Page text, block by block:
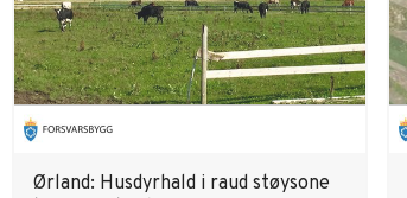
Ørland: Husdyrhald i raud støysone